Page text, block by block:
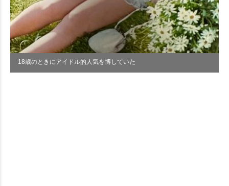
18歳のときにアイドル的人気を博していた